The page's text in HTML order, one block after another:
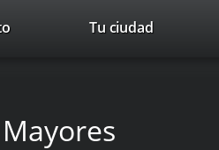
avaTop
Tu ciudad